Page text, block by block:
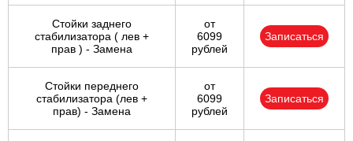
Стойки заднего
стабилизатора ( лев +
прав ) - Замена
от
6099
рублей
Записаться
Стойки переднего
стабилизатора (лев +
прав) - Замена
от
6099
рублей
Записаться